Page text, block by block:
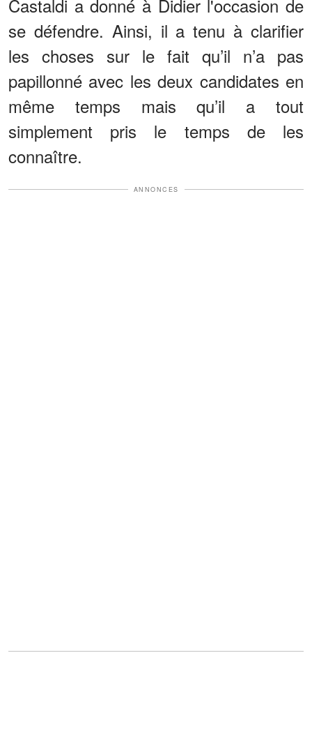
Castaldi a donné à Didier l'occasion de
se défendre. Ainsi, il a tenu à clarifier
les choses sur le fait qu’il n’a pas
papillonné avec les deux candidates en
même temps mais qu’il a tout
simplement pris le temps de les
connaître.
ANNONCES